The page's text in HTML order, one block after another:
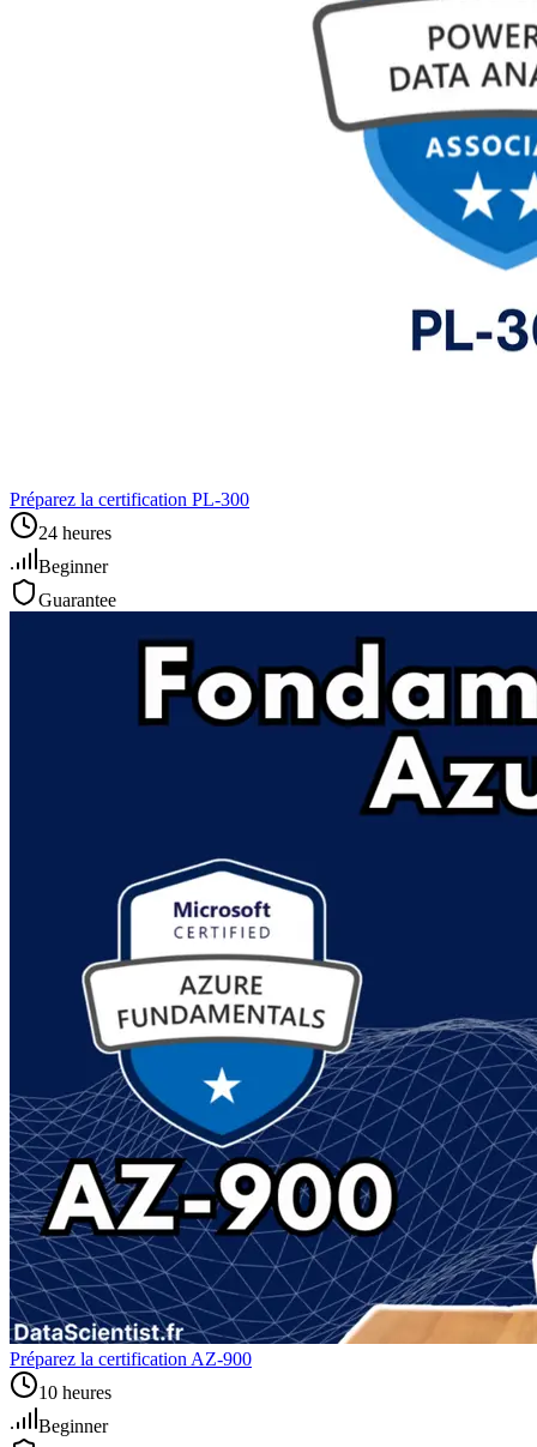
Préparez la certification PL‑300
24 heures
Beginner
Guarantee
Préparez la certification AZ-900
10 heures
Beginner